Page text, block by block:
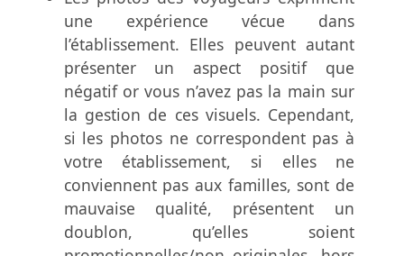
une expérience vécue dans
l’établissement. Elles peuvent autant
présenter un aspect positif que
négatif or vous n’avez pas la main sur
la gestion de ces visuels. Cependant,
si les photos ne correspondent pas à
votre établissement, si elles ne
conviennent pas aux familles, sont de
mauvaise qualité, présentent un
doublon, qu’elles soient